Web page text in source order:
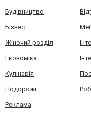
Будівництво
Бізнес
Жіночий розділ
Економіка
Кулінарія
Подорожі
Реклама